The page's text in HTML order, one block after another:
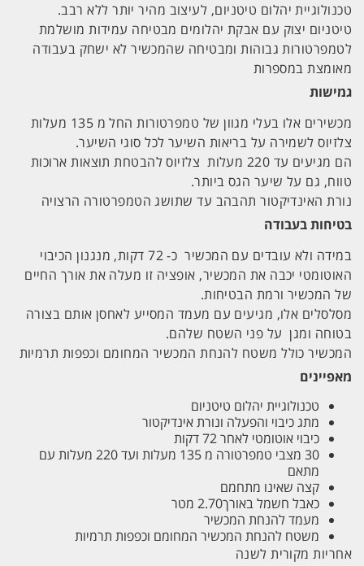
טכנולוגיית יהלום טיטניום, לעיצוב מהיר יותר ללא רבב.
טיטניום יצוק עם אבקת יהלומים מבטיחה עמידות מושלמת
לטמפרטורות גבוהות ומבטיחה שהמכשיר לא ישחק בעבודה
מאומצת במספרות
גמישות
מכשירים אלו בעלי מגוון של טמפרטורות החל מ 135 מעלות
צלזיוס לשמירה על בריאות השיער לכל סוגי השיער.
הם מגיעים עד 220 מעלות צלזיוס להבטחת תוצאות ארוכות
טווח, גם על שיער הגס ביותר.
נורת האינדיקטור תהבהב עד שתושג הטמפרטורה הרצויה
בטיחות בעבודה
במידה ולא עובדים עם המכשיר כ- 72 דקות, מנגנון הכיבוי
האוטומטי יכבה את המכשיר, אופציה זו מעלה את אורך החיים
של המכשיר ורמת הבטיחות.
מסלסלים אלו, מגיעים עם מעמד המסייע לאחסן אותם בצורה
בטוחה ומגן על פני השטח שלהם.
המכשיר כולל משטח להנחת המכשיר המחומם וכפפות תרמיות
מאפיינים
טכנולוגיית יהלום טיטניום
מתג כיבוי והפעלה ונורת אינדיקטור
כיבוי אוטומטי לאחר 72 דקות
30 מצבי טמפרטורה מ 135 מעלות ועד 220 מעלות עם
מתאם
קצה שאינו מתחמם
כאבל חשמל באורך2.70 מטר
מעמד להנחת המכשיר
משטח להנחת המכשיר המחומם וכפפות תרמיות
אחריות מקורית לשנה